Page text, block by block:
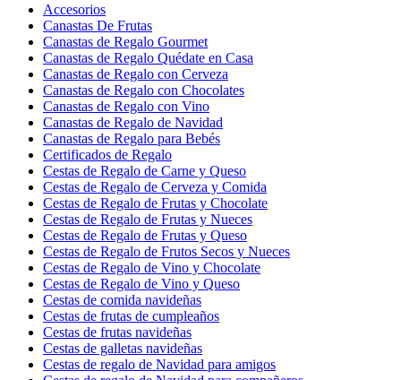
Accesorios
Canastas De Frutas
Canastas de Regalo Gourmet
Canastas de Regalo Quédate en Casa
Canastas de Regalo con Cerveza
Canastas de Regalo con Chocolates
Canastas de Regalo con Vino
Canastas de Regalo de Navidad
Canastas de Regalo para Bebés
Certificados de Regalo
Cestas de Regalo de Carne y Queso
Cestas de Regalo de Cerveza y Comida
Cestas de Regalo de Frutas y Chocolate
Cestas de Regalo de Frutas y Nueces
Cestas de Regalo de Frutas y Queso
Cestas de Regalo de Frutos Secos y Nueces
Cestas de Regalo de Vino y Chocolate
Cestas de Regalo de Vino y Queso
Cestas de comida navideñas
Cestas de frutas de cumpleaños
Cestas de frutas navideñas
Cestas de galletas navideñas
Cestas de regalo de Navidad para amigos